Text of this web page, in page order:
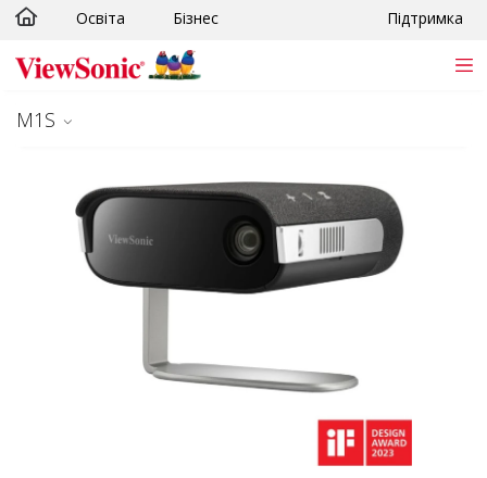
Skip to main content
Освіта Бізнес Підтримка
M1S